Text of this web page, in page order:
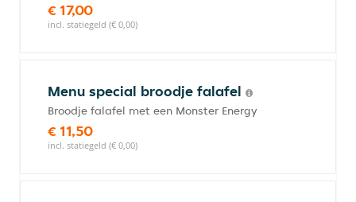
€ 17,00
incl. statiegeld (€ 0,00)
Menu special broodje falafel
Broodje falafel met een Monster Energy
€ 11,50
incl. statiegeld (€ 0,00)